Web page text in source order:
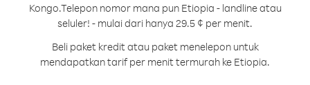
Kongo.Telepon nomor mana pun Etiopia - landline atau
seluler! - mulai dari hanya 29.5 ¢ per menit.
Beli paket kredit atau paket menelepon untuk
mendapatkan tarif per menit termurah ke Etiopia.